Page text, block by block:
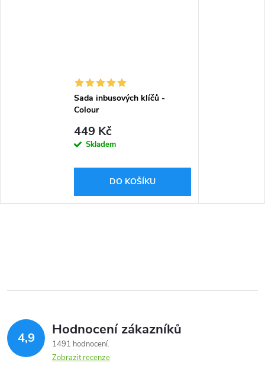
Sada inbusových klíčů -
Colour
449 Kč
Skladem
DO KOŠÍKU
4,9 Hodnocení zákazníků
1491 hodnocení
Zobrazit recenze